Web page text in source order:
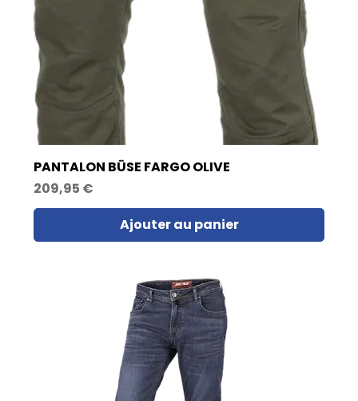
PANTALON BÜSE FARGO OLIVE
Prix
209,95 €
Ajouter au panier